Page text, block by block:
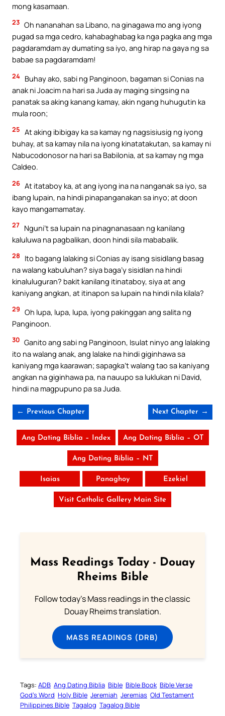
mong kasamaan.
23 Oh nananahan sa Libano, na ginagawa mo ang iyong
pugad sa mga cedro, kahabaghabag ka nga pagka ang mga
pagdaramdam ay dumating sa iyo, ang hirap na gaya ng sa
babae sa pagdaramdam!
24 Buhay ako, sabi ng Panginoon, bagaman si Conias na
anak ni Joacim na hari sa Juda ay maging singsing na
panatak sa aking kanang kamay, akin ngang huhugutin ka
mula roon;
25 At aking ibibigay ka sa kamay ng nagsisiusig ng iyong
buhay, at sa kamay nila na iyong kinatatakutan, sa kamay ni
Nabucodonosor na hari sa Babilonia, at sa kamay ng mga
Caldeo.
26 At itataboy ka, at ang iyong ina na nanganak sa iyo, sa
ibang lupain, na hindi pinapanganakan sa inyo; at doon
kayo mangamamatay.
27 Nguni’t sa lupain na pinagnanasaan ng kanilang
kaluluwa na pagbalikan, doon hindi sila mababalik.
28
Ito bagang lalaking si Conias ay isang sisidlang basag
na walang kabuluhan? siya baga’y sisidlan na hindi
kinaluluguran? bakit kanilang itinataboy, siya at ang
kaniyang angkan, at itinapon sa lupain na hindi nila kilala?
29 Oh lupa, lupa, lupa, iyong pakinggan ang salita ng
Panginoon.
30 Ganito ang sabi ng Panginoon, Isulat ninyo ang lalaking
ito na walang anak, ang lalake na hindi giginhawa sa
kaniyang mga kaarawan; sapagka’t walang tao sa kaniyang
angkan na giginhawa pa, na nauupo sa luklukan ni David,
hindi na magpupuno pa sa Juda.
← Previous Chapter Next Chapter →
Ang Dating Biblia – Index Ang Dating Biblia – OT
Ang Dating Biblia – NT
Isaias Panaghoy Ezekiel
Visit Catholic Gallery Main Site
Mass Readings Today - Douay
Rheims Bible
Follow today's Mass readings in the classic
Douay Rheims translation.
MASS READINGS (DRB)
Tags: ADB Ang Dating Biblia Bible Bible Book Bible Verse
God’s Word Holy Bible Jeremiah Jeremias Old Testament
Philippines Bible Tagalog Tagalog Bible